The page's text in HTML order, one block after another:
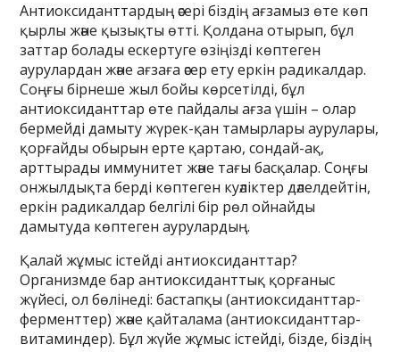
Антиоксиданттардың әсері біздің ағзамыз өте көп
қырлы және қызықты өтті. Қолдана отырып, бұл
заттар болады ескертуге өзіңізді көптеген
аурулардан және ағзаға әсер ету еркін радикалдар.
Соңғы бірнеше жыл бойы көрсетілді, бұл
антиоксиданттар өте пайдалы ағза үшін – олар
бермейді дамыту жүрек-қан тамырлары аурулары,
қорғайды обырын ерте қартаю, сондай-ақ,
арттырады иммунитет және тағы басқалар. Соңғы
онжылдықта берді көптеген куәліктер дәлелдейтін,
еркін радикалдар белгілі бір рөл ойнайды
дамытуда көптеген аурулардың.
Қалай жұмыс істейді антиоксиданттар?
Организмде бар антиоксиданттық қорғаныс
жүйесі, ол бөлінеді: бастапқы (антиоксиданттар-
ферменттер) және қайталама (антиоксиданттар-
витаминдер). Бұл жүйе жұмыс істейді, бізде, біздің